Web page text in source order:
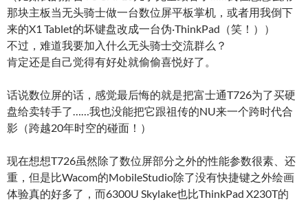
那块主板当无头骑士做一台数位屏平板掌机，或者用我倒下
来的X1 Tablet的坏键盘改成一台伪·ThinkPad（笑！））
不过，难道我要加入什么无头骑士交流群么？
肯定还是自己觉得有好处就偷偷喜悦好了。
话说数位屏的话，感觉最后悔的就是把富士通T726为了买硬
盘给卖转手了……我也没能把它跟祖传的NU来一个跨时代合
影（跨越20年时空的碰面！）
现在想想T726虽然除了数位屏部分之外的性能参数很素、还
重，但是比Wacom的MobileStudio除了没有快捷键之外绘画
体验真的好多了，而6300U Skylake也比ThinkPad X230T的